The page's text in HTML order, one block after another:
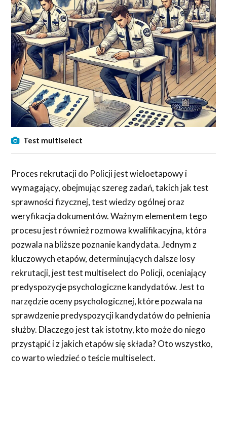
Test multiselect
Proces rekrutacji do Policji jest wieloetapowy i
wymagający, obejmując szereg zadań, takich jak test
sprawności fizycznej, test wiedzy ogólnej oraz
weryfikacja dokumentów. Ważnym elementem tego
procesu jest również rozmowa kwalifikacyjna, która
pozwala na bliższe poznanie kandydata. Jednym z
kluczowych etapów, determinujących dalsze losy
rekrutacji, jest test multiselect do Policji, oceniający
predyspozycje psychologiczne kandydatów. Jest to
narzędzie oceny psychologicznej, które pozwala na
sprawdzenie predyspozycji kandydatów do pełnienia
służby. Dlaczego jest tak istotny, kto może do niego
przystąpić i z jakich etapów się składa? Oto wszystko,
co warto wiedzieć o teście multiselect.